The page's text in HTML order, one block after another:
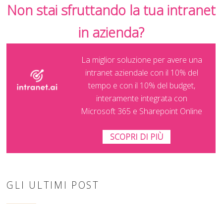
Non stai sfruttando la tua intranet
in azienda?
La miglior soluzione per avere una
intranet aziendale con il 10% del
tempo e con il 10% del budget,
interamente integrata con
Microsoft 365 e Sharepoint Online
SCOPRI DI PIÙ
GLI ULTIMI POST